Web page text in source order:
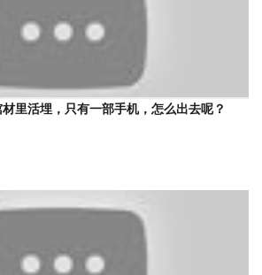
材里活埋，只有一部手机，怎么出去呢？